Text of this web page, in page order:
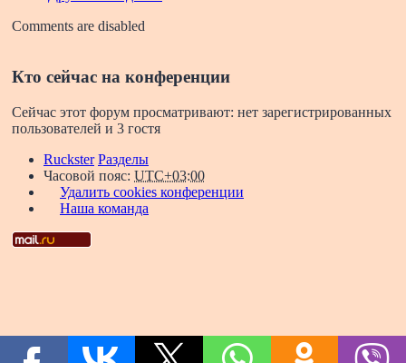
Comments are disabled
Кто сейчас на конференции
Сейчас этот форум просматривают: нет зарегистрированных
пользователей и 3 гостя
Ruckster Разделы
Часовой пояс: UTC+03:00
Удалить cookies конференции
Наша команда